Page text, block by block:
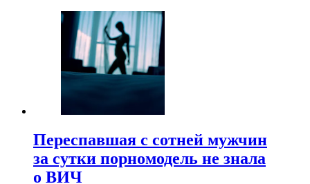
Переспавшая с сотней мужчин
за сутки порномодель не знала
о ВИЧ